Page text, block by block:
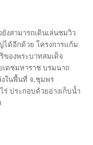
งสามารถเดินเล่นชมวิว
ด้อีกด้วย โครงการแก้ม
ของพระบาทสมเด็จ
ดชมหาราช บรมนาถ
ในพื้นที่ จ.ชุมพร
ประกอบด้วยอ่างเก็บน้ำ